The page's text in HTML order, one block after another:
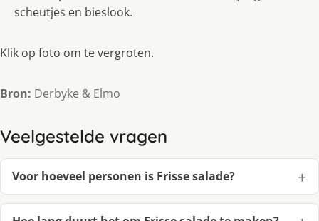
scheutjes en bieslook.
Klik op foto om te vergroten.
Bron: Derbyke & Elmo
Veelgestelde vragen
Voor hoeveel personen is Frisse salade?